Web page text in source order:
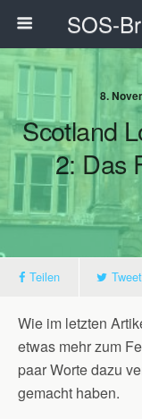
SOS-
8.
Scotland
2: Das
Teilen Tweet
Wie im letzten
etwas mehr zum
paar Worte dazu
gemacht haben.